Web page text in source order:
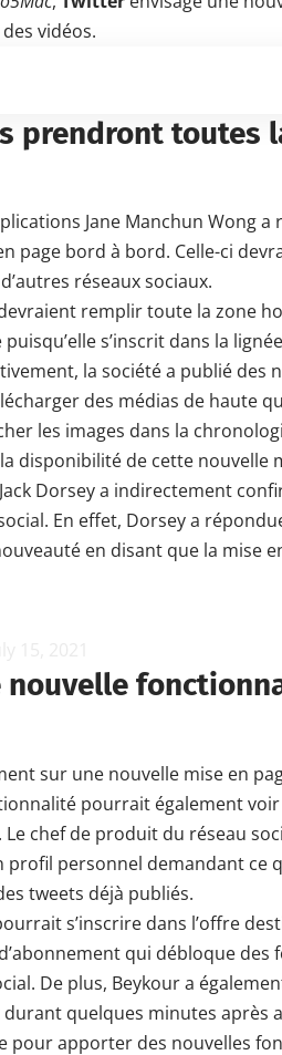
vidéos.
prendront toutes
Jane Manchun Wong
page bord à bord. Celle-ci
réseaux sociaux.
remplir toute la zone
s’inscrit dans la
la société a publié des
des médias de haute
les images dans la
disponibilité de cette nouvelle
Dorsey a indirectement
En effet, Dorsey a
en disant que la mise
nouvelle
sur une nouvelle mise en
pourrait également
chef de produit du réseau
profil personnel demandant ce
tweets déjà publiés.
s’inscrire dans l’offre
qui débloque des
De plus, Beykour a
quelques minutes après
pour apporter des nouvelles